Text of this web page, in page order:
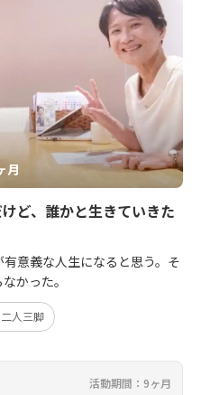
月
ど、誰かと生きていきた
意義な人生になると思う。そ
かった。
人三脚
活動期間：9ヶ月